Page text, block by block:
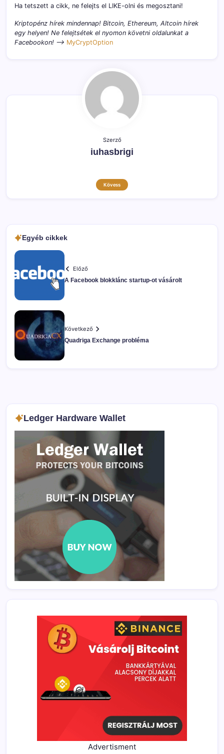
Ha tetszett a cikk, ne felejts el LIKE-olni és megosztani!
Kriptopénz hírek mindennap! Bitcoin, Ethereum, Altcoin hírek
egy helyen! Ne felejtsétek el nyomon követni oldalunkat a
Facebookon! –> MyCryptOption
Szerző
iuhasbrigi
Kövess
Egyéb cikkek
Előző
A Facebook blokklánc startup-ot vásárolt
Következő
Quadriga Exchange probléma
Ledger Hardware Wallet
Advertisment